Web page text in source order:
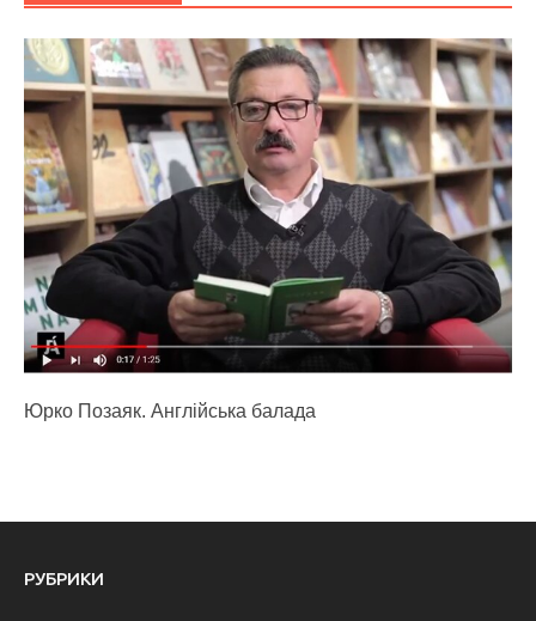
Юрко Позаяк. Англійська балада
РУБРИКИ